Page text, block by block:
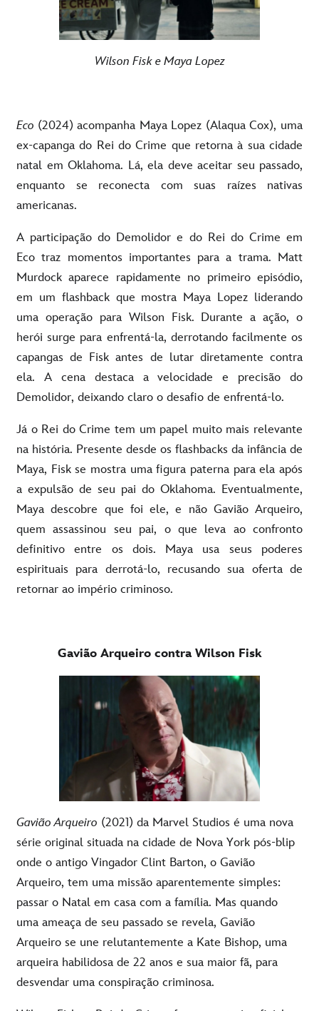
Wilson Fisk e Maya Lopez
Eco (2024) acompanha Maya Lopez (Alaqua Cox), uma
ex-capanga do Rei do Crime que retorna à sua cidade
natal em Oklahoma. Lá, ela deve aceitar seu passado,
enquanto se reconecta com suas raízes nativas
americanas.
A participação do Demolidor e do Rei do Crime em
Eco traz momentos importantes para a trama. Matt
Murdock aparece rapidamente no primeiro episódio,
em um flashback que mostra Maya Lopez liderando
uma operação para Wilson Fisk. Durante a ação, o
herói surge para enfrentá-la, derrotando facilmente os
capangas de Fisk antes de lutar diretamente contra
ela. A cena destaca a velocidade e precisão do
Demolidor, deixando claro o desafio de enfrentá-lo.
Já o Rei do Crime tem um papel muito mais relevante
na história. Presente desde os flashbacks da infância de
Maya, Fisk se mostra uma figura paterna para ela após
a expulsão de seu pai do Oklahoma. Eventualmente,
Maya descobre que foi ele, e não Gavião Arqueiro,
quem assassinou seu pai, o que leva ao confronto
definitivo entre os dois. Maya usa seus poderes
espirituais para derrotá-lo, recusando sua oferta de
retornar ao império criminoso.
Gavião Arqueiro contra Wilson Fisk
Gavião Arqueiro (2021) da Marvel Studios é uma nova
série original situada na cidade de Nova York pós-blip
onde o antigo Vingador Clint Barton, o Gavião
Arqueiro, tem uma missão aparentemente simples:
passar o Natal em casa com a família. Mas quando
uma ameaça de seu passado se revela, Gavião
Arqueiro se une relutantemente a Kate Bishop, uma
arqueira habilidosa de 22 anos e sua maior fã, para
desvendar uma conspiração criminosa.